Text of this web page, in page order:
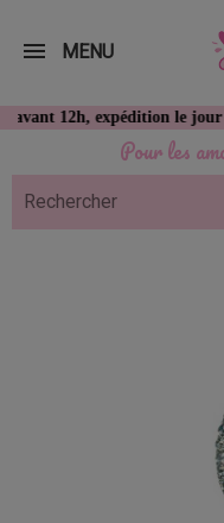
Pour les
12h, expédition le jour
MENU